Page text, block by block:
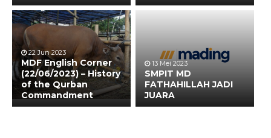
22 Jun 2023
MDF English Corner
(22/06/2023) – History
of the Qurban
Commandment
13 Mei 2023
SMPIT MD
FATHAHILLAH JADI
JUARA